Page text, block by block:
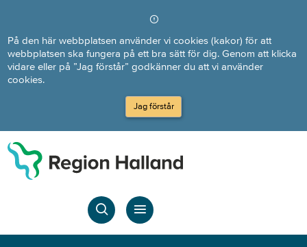
På den här webbplatsen använder vi cookies (kakor) för att
webbplatsen ska fungera på ett bra sätt för dig. Genom att klicka
vidare eller på ”Jag förstår” godkänner du att vi använder
cookies.
Jag förstår